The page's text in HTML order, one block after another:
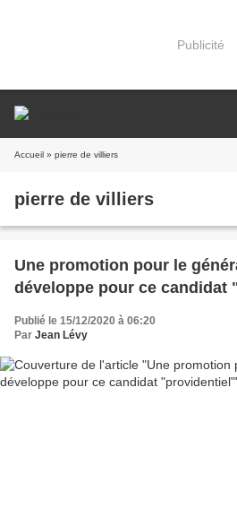
Publicité
Accueil » pierre de villiers
pierre de villiers
Une promotion pour le général ? La
développe pour ce candidat
Publié le 15/12/2020 à 06:20
Par Jean Lévy